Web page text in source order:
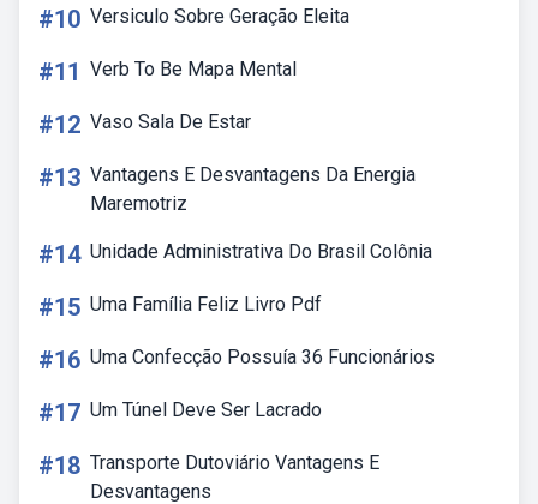
#10 Versiculo Sobre Geração Eleita
#11 Verb To Be Mapa Mental
#12 Vaso Sala De Estar
#13 Vantagens E Desvantagens Da Energia
Maremotriz
#14 Unidade Administrativa Do Brasil Colônia
#15 Uma Família Feliz Livro Pdf
#16 Uma Confecção Possuía 36 Funcionários
#17 Um Túnel Deve Ser Lacrado
#18 Transporte Dutoviário Vantagens E
Desvantagens